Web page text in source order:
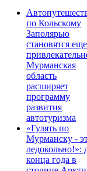
по Кольскому
Заполярью
становятся еще
Мурманская
область
расширяет
программу
развития
автотуризма
«Гулять по
Мурманску -
ледокольно!»:
конца года в